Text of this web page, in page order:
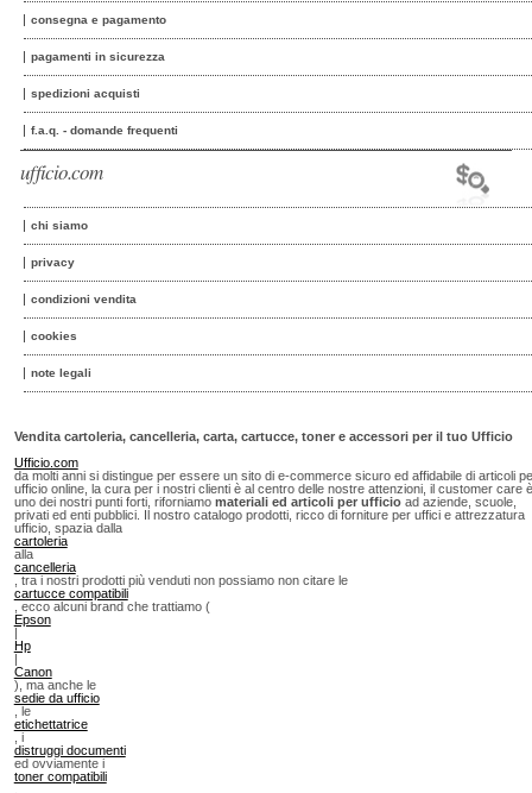
consegna e pagamento
pagamenti in sicurezza
spedizioni acquisti
f.a.q. - domande frequenti
ufficio.com
chi siamo
privacy
condizioni vendita
cookies
note legali
Vendita cartoleria, cancelleria, carta, cartucce, toner e accessori per il tuo Ufficio
Ufficio.com
da molti anni si distingue per essere un sito di e-commerce sicuro ed affidabile di articoli
ufficio online, la cura per i nostri clienti è al centro delle nostre attenzioni, il customer care è
uno dei nostri punti forti, riforniamo materiali ed articoli per ufficioad aziende, scuole,
privati ed enti pubblici. Il nostro catalogo prodotti, ricco di forniture per uffici e attrezzatura
ufficio, spazia dalla
cartoleria
alla
cancelleria
, tra i nostri prodotti più venduti non possiamo non citare le
cartucce compatibili
, ecco alcuni brand che trattiamo (
Epson
|
Hp
|
Canon
), ma anche le
sedie da ufficio
, le
etichettatrice
, i
distruggi documenti
ed ovviamente i
toner compatibili